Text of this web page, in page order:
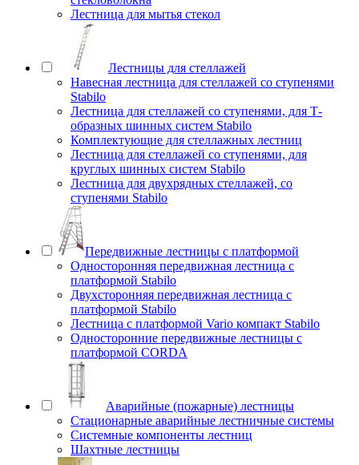
Лестница для мытья стекол
Лестницы для стеллажей
Навесная лестница для стеллажей со ступенями
Stabilo
Лестница для стеллажей со ступенями, для Т-
образных шинных систем Stabilo
Комплектующие для стеллажных лестниц
Лестница для стеллажей со ступенями, для
круглых шинных систем Stabilo
Лестница для двухрядных стеллажей, со
ступенями Stabilo
Передвижные лестницы с платформой
Односторонняя передвижная лестница с
платформой Stabilo
Двухсторонняя передвижная лестница с
платформой Stabilo
Лестница с платформой Vario компакт Stabilo
Односторонние передвижные лестницы с
платформой CORDA
Аварийные (пожарные) лестницы
Стационарные аварийные лестничные системы
Системные компоненты лестниц
Шахтные лестницы